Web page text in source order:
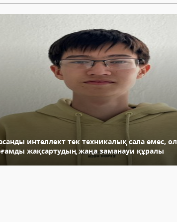
интеллект тек техникалық сала емес, ол
жақсартудың жаңа заманауи құралы